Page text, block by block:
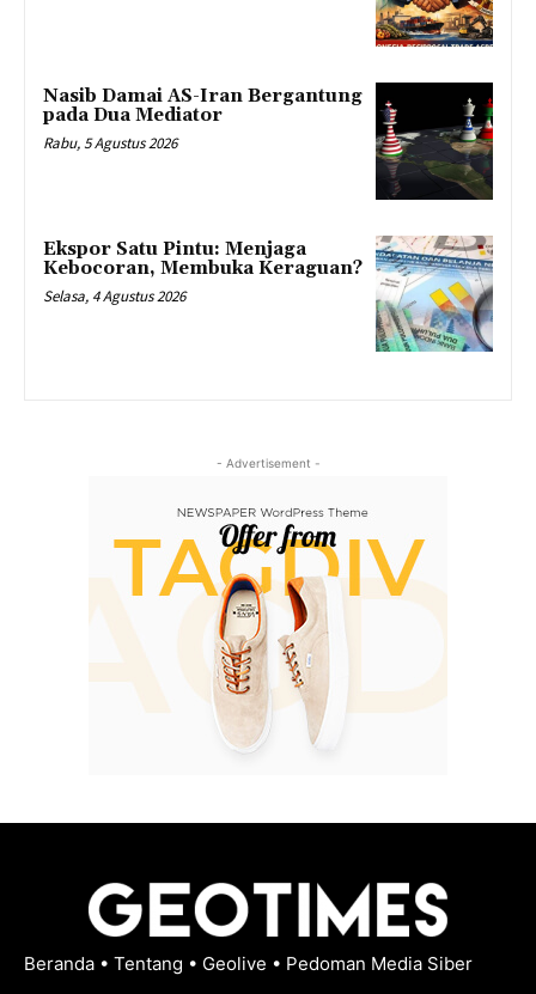
Nasib Damai AS-Iran Bergantung
pada Dua Mediator
Rabu, 5 Agustus 2026
Ekspor Satu Pintu: Menjaga
Kebocoran, Membuka Keraguan?
Selasa, 4 Agustus 2026
- Advertisement -
Beranda • Tentang • Geolive • Pedoman Media Siber